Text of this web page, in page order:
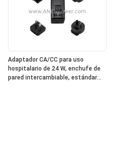
Adaptador CA/CC para uso
hospitalario de 24 W, enchufe de
pared intercambiable, estándar